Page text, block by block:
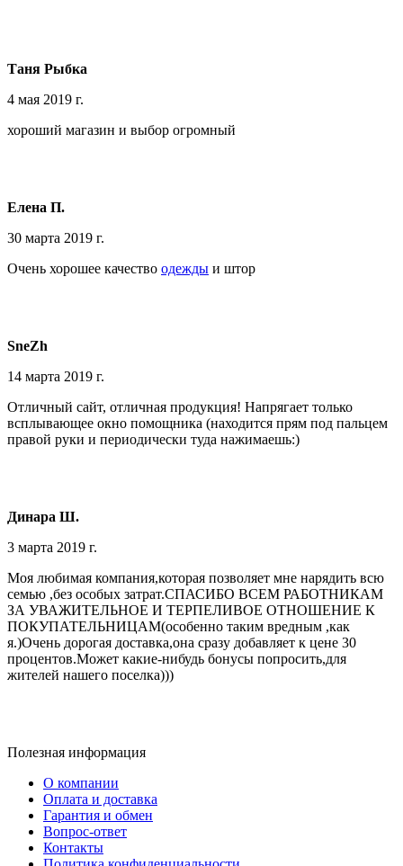
Таня Рыбка
4 мая 2019 г.
хороший магазин и выбор огромный
Елена П.
30 марта 2019 г.
Очень хорошее качество одежды и штор
SneZh
14 марта 2019 г.
Отличный сайт, отличная продукция! Напрягает только
всплывающее окно помощника (находится прям под пальцем
правой руки и периодически туда нажимаешь:)
Динара Ш.
3 марта 2019 г.
Моя любимая компания,которая позволяет мне нарядить всю
семью ,без особых затрат.СПАСИБО ВСЕМ РАБОТНИКАМ
ЗА УВАЖИТЕЛЬНОЕ И ТЕРПЕЛИВОЕ ОТНОШЕНИЕ К
ПОКУПАТЕЛЬНИЦАМ(особенно таким вредным ,как
я.)Очень дорогая доставка,она сразу добавляет к цене 30
процентов.Может какие-нибудь бонусы попросить,для
жителей нашего поселка)))
Полезная информация
О компании
Оплата и доставка
Гарантия и обмен
Вопрос-ответ
Контакты